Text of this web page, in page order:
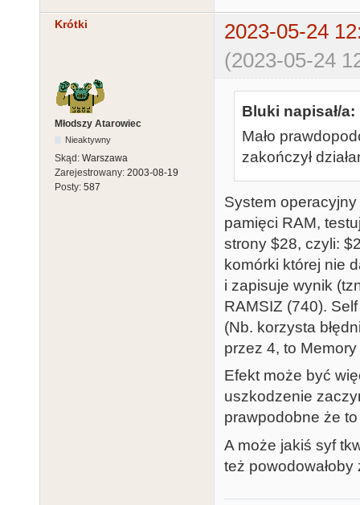
Krótki
2023-05-24
(2023-05-24
Młodszy Atarowiec
Nieaktywny
Skąd: Warszawa
Zarejestrowany: 2003-08-19
Posty: 587
Bluki napisał/a:
Mało
zakończył
System
pamięci RAM,
strony $28, czyli:
komórki której nie
i zapisuje wynik
RAMSIZ (740).
(Nb. korzysta
przez 4, to
Efekt może być
uszkodzenie
prawpodobne że
A może jakiś syf
też